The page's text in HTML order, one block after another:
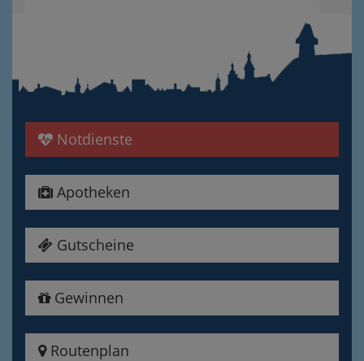
Notdienste
Apotheken
Gutscheine
Gewinnen
Routenplan